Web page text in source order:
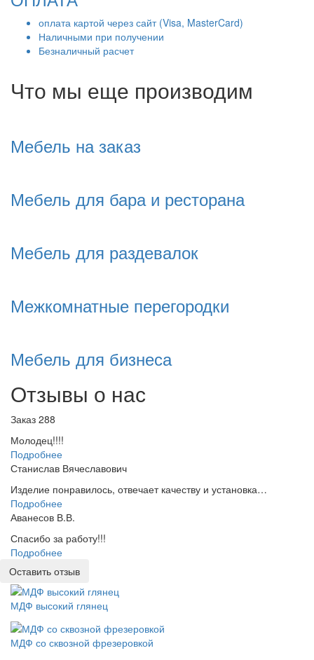
оплата картой через сайт (Visa, MasterCard)
Наличными при получении
Безналичный расчет
Что мы еще производим
Мебель на заказ
Мебель для бара и ресторана
Мебель для раздевалок
Межкомнатные перегородки
Мебель для бизнеса
Отзывы о нас
Заказ 288
Молодец!!!!
Подробнее
Станислав Вячеславович
Изделие понравилось, отвечает качеству и установка…
Подробнее
Аванесов В.В.
Спасибо за работу!!!
Подробнее
Оставить отзыв
МДФ высокий глянец
МДФ со сквозной фрезеровкой